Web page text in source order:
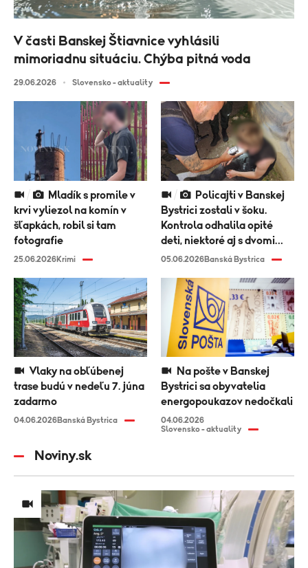
V časti Banskej Štiavnice vyhlásili
mimoriadnu situáciu. Chýba pitná voda
29.06.2026 Slovensko - aktuality
krvi vyliezol na komín v
šľapkách, robil si tam
fotografie
25.06.2026Krimi
Bystrici zostali v šoku.
Kontrola odhalila opité
deti, niektoré aj s dvomi
promile
05.06.2026Banská Bystrica
trase budú v nedeľu 7. júna
zadarmo
04.06.2026Banská Bystrica
Bystrici sa obyvatelia
energopoukazov nedočkali
04.06.2026
Slovensko - aktuality
Noviny.sk